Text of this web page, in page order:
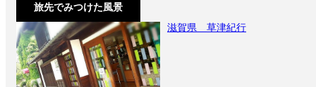
旅先でみつけた風景
滋賀県 草津紀行